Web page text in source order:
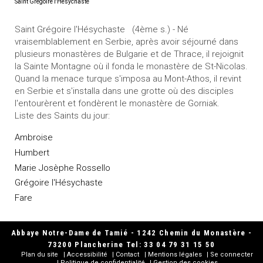
Saint Grégoire l'Hésychaste
Saint Grégoire l'Hésychaste (4ème s.) - Né
vraisemblablement en Serbie, après avoir séjourné dans
plusieurs monastères de Bulgarie et de Thrace, il rejoignit
la Sainte Montagne où il fonda le monastère de St-Nicolas.
Quand la menace turque s'imposa au Mont-Athos, il revint
en Serbie et s'installa dans une grotte où des disciples
l'entourèrent et fondèrent le monastère de Gorniak.
Liste des Saints du jour:
Ambroise
Humbert
Marie Josèphe Rossello
Grégoire l'Hésychaste
Fare
Abbaye Notre-Dame de Tamié - 1242 Chemin du Monastère -
73200 Plancherine Tel: 33 04 79 31 15 50
Plan du site Accessibilité Contact Mentions légales
Se connecter